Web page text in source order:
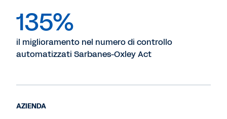
135%
il miglioramento nel numero di controllo
automatizzati Sarbanes-Oxley Act
AZIENDA